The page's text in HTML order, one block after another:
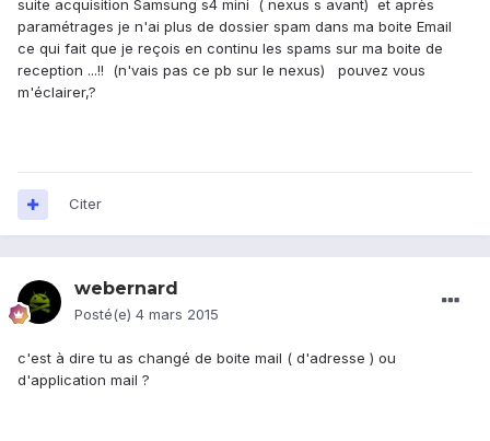
suite acquisition Samsung s4 mini ( nexus s avant) et après
paramétrages je n'ai plus de dossier spam dans ma boite Email
ce qui fait que je reçois en continu les spams sur ma boite de
reception ...!! (n'vais pas ce pb sur le nexus) pouvez vous
m'éclairer,?
Citer
webernard
Posté(e) 4 mars 2015
c'est à dire tu as changé de boite mail ( d'adresse ) ou
d'application mail ?